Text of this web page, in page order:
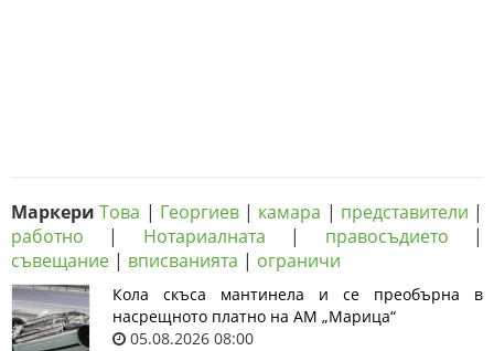
Маркери Това | Георгиев| камара | представители |
работно | Нотариалната | правосъдието |
съвещание | вписванията | ограничи
Кола скъса мантинела и се преобърна в
насрещното платно на АМ „Марица“
05.08.2026 08:00